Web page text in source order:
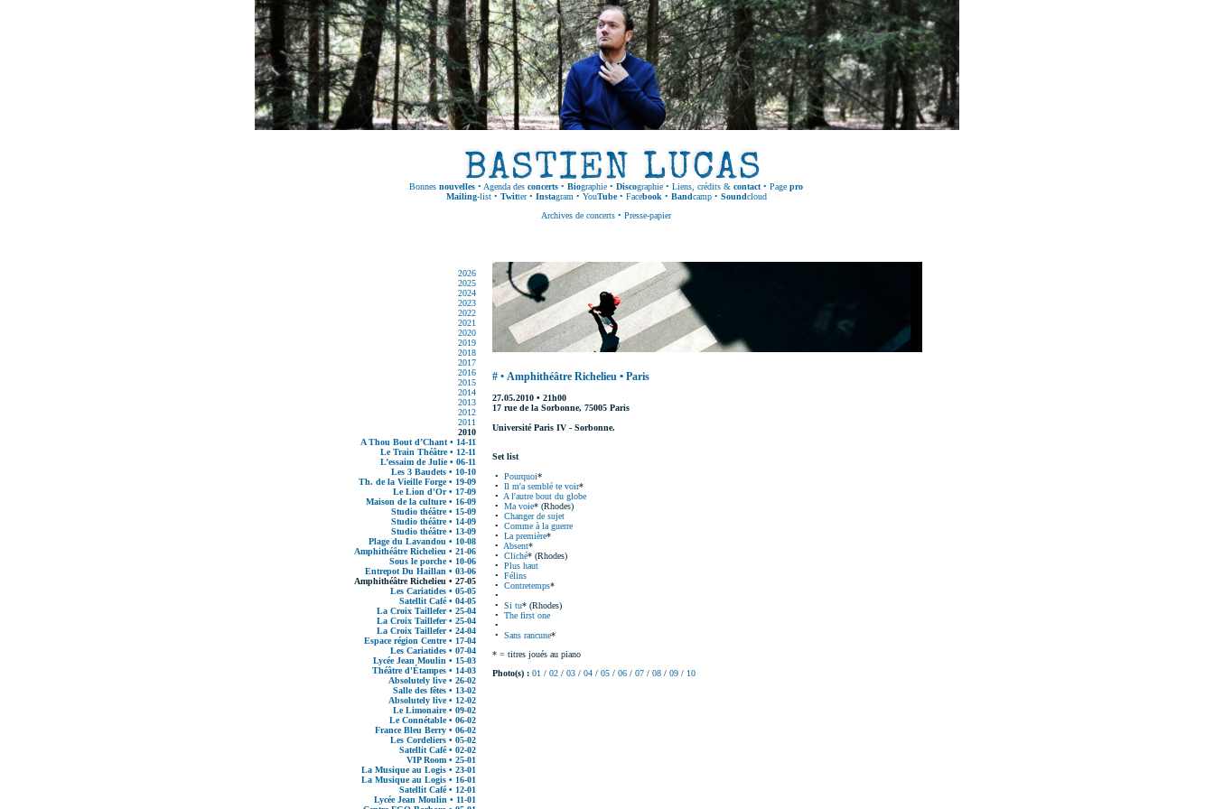
Bonnes nouvelles • Agenda des concerts • Biographie • Discographie • Liens, crédits & contact • Page pro
Mailing-list• Twitter• Instagram • YouTube• Facebook • Bandcamp• Soundcloud
Archives de concerts • Presse-papier
2026
2025
2024
2023
2022
2021
2020
2019
2018
2017
2016
2015
2014
2013
2012
2011
2010
A Thou Bout d’Chant • 14-11
Le Train Théâtre • 12-11
L’essaim de Julie • 06-11
Les 3 Baudets • 10-10
Th. de la Vieille Forge • 19-09
Le Lion d'Or • 17-09
Maison de la culture • 16-09
Studio théâtre • 15-09
Studio théâtre • 14-09
Studio théâtre • 13-09
Plage du Lavandou • 10-08
Amphithéâtre Richelieu • 21-06
Sous le porche • 10-06
Entrepot Du Haillan • 03-06
Amphithéâtre Richelieu • 27-05
Les Cariatides • 05-05
Satellit Café • 04-05
La Croix Taillefer • 25-04
La Croix Taillefer • 25-04
La Croix Taillefer • 24-04
Espace région Centre • 17-04
Les Cariatides • 07-04
Lycée Jean Moulin • 15-03
Théâtre d'Étampes • 14-03
Absolutely live • 26-02
Salle des fêtes • 13-02
Absolutely live • 12-02
Le Limonaire • 09-02
Le Connétable • 06-02
France Bleu Berry • 06-02
Les Cordeliers • 05-02
Satellit Café • 02-02
VIP Room • 25-01
La Musique au Logis • 23-01
La Musique au Logis • 16-01
Satellit Café • 12-01
Lycée Jean Moulin • 11-01
# • Amphithéâtre Richelieu • Paris
27.05.2010 • 21h00
17 rue de la Sorbonne, 75005 Paris
Université Paris IV - Sorbonne.
Set list
• Pourquoi*
• Il m'a semblé te voir*
• A l'autre bout du globe
• Ma voie* (Rhodes)
• Changer de sujet
• Comme à la guerre
• La première*
• Absent*
• Cliché* (Rhodes)
• Plus haut
• Félins
• Contretemps*
•
• Si tu* (Rhodes)
• The first one
•
• Sans rancune*
* = titres joués au piano
Photo(s) : 01 / 02 / 03 / 04 / 05 / 06 / 07 / 08 / 09 / 10